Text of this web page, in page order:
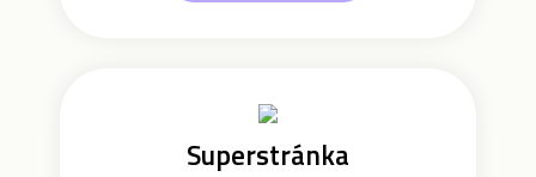
Superstránka